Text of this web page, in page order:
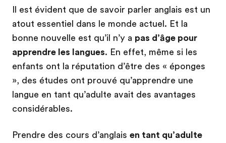
Il est évident que de savoir parler anglais est un
atout essentiel dans le monde actuel. Et la
bonne nouvelle est qu’il n’y a pas d’âge pour
apprendre les langues. En effet, même si les
enfants ont la réputation d’être des « éponges
», des études ont prouvé qu’apprendre une
langue en tant qu’adulte avait des avantages
considérables.
Prendre des cours d’anglais en tant qu’adulte